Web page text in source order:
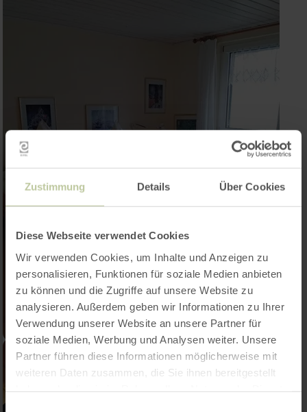
Zustimmung Details Über Cookies
Diese Webseite verwendet Cookies
Wir verwenden Cookies, um Inhalte und Anzeigen zu
personalisieren, Funktionen für soziale Medien anbieten
zu können und die Zugriffe auf unsere Website zu
analysieren. Außerdem geben wir Informationen zu Ihrer
Verwendung unserer Website an unsere Partner für
soziale Medien, Werbung und Analysen weiter. Unsere
Partner führen diese Informationen möglicherweise mit
weiteren Daten zusammen, die Sie ihnen bereitgestellt